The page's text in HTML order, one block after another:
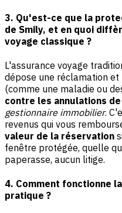
3. Qu'est-ce que la
de Smily, et en quoi
voyage classique ?
L'assurance voyage
dépose une réclamation
(comme une maladie ou
contre les annulations
gestionnaire immobilier.
revenus qui vous
valeur de la réservation
fenêtre protégée, quelle
paperasse, aucun litige.
4. Comment fonctionne
pratique ?